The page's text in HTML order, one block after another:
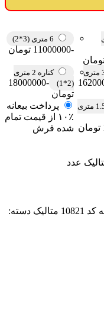
6 متری (3*2)
-11000000 تومان
کناره 3 متری
-
کناره 2 متری
(2*1)
-18000000
تومان
کناره 1.5 متری
پرداخت بیعانه
۱۰٪ از قیمت تمام
شده فرش
دسته: